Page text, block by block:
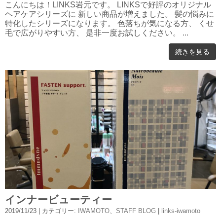
こんにちは！LINKS岩元です。 LINKSで好評のオリジナル
ヘアケアシリーズに 新しい商品が増えました。 髪の悩みに
特化したシリーズになります。 色落ちが気になる方、 くせ
毛で広がりやすい方、 是非一度お試しください。 ...
続きを見る
インナービューティー
2019/11/23 | カテゴリー: IWAMOTO、 STAFF BLOG links-iwamoto